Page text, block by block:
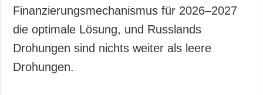
Finanzierungsmechanismus für 2026–2027
die optimale Lösung, und Russlands
Drohungen sind nichts weiter als leere
Drohungen.